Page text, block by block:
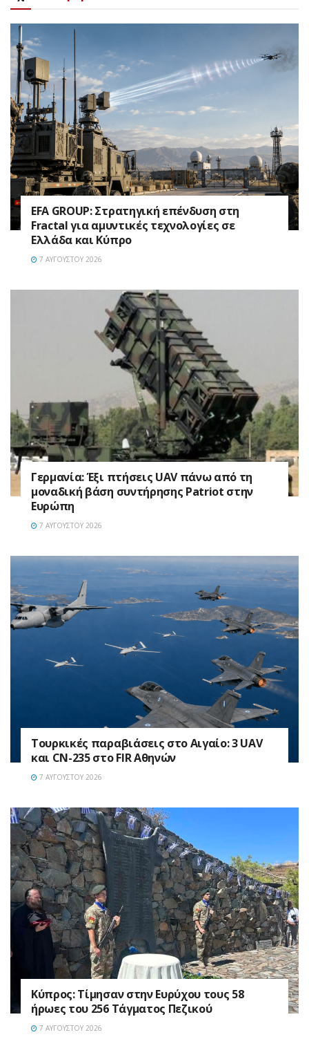
EFA GROUP: Στρατηγική επένδυση στη
Fractal για αμυντικές τεχνολογίες σε
Ελλάδα και Κύπρο
7 ΑΥΓΟΎΣΤΟΥ 2026
Γερμανία: Έξι πτήσεις UAV πάνω από τη
μοναδική βάση συντήρησης Patriot στην
Ευρώπη
7 ΑΥΓΟΎΣΤΟΥ 2026
Τουρκικές παραβιάσεις στο Αιγαίο: 3 UAV
και CN-235 στο FIR Αθηνών
7 ΑΥΓΟΎΣΤΟΥ 2026
Κύπρος: Τίμησαν στην Ευρύχου τους 58
ήρωες του 256 Τάγματος Πεζικού
7 ΑΥΓΟΎΣΤΟΥ 2026